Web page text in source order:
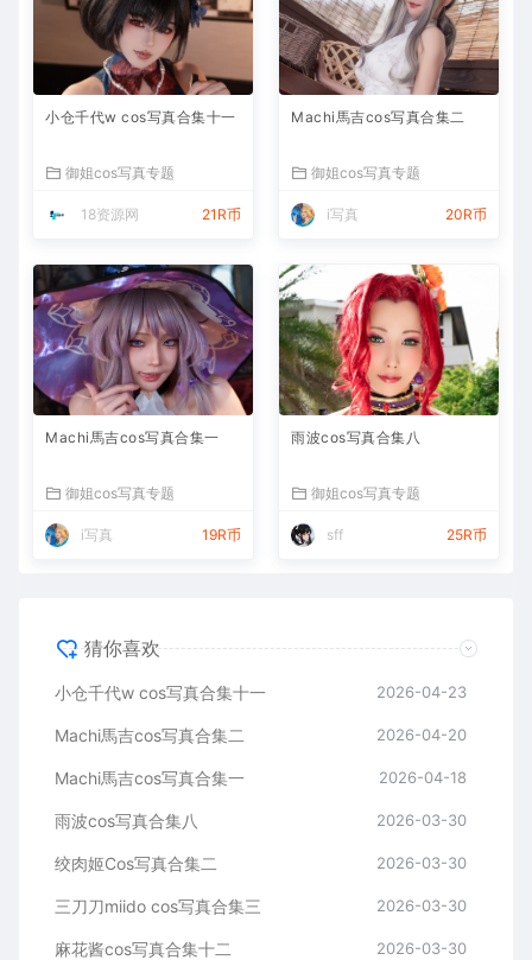
小仓千代w cos写真合集十一
御姐cos写真专题
18资源网 21R币
Machi馬吉cos写真合集二
御姐cos写真专题
i写真 20R币
Machi馬吉cos写真合集一
御姐cos写真专题
i写真 19R币
雨波cos写真合集八
御姐cos写真专题
sff 25R币
猜你喜欢
小仓千代w cos写真合集十一 2026-04-23
Machi馬吉cos写真合集二 2026-04-20
Machi馬吉cos写真合集一 2026-04-18
雨波cos写真合集八 2026-03-30
绞肉姬Cos写真合集二 2026-03-30
三刀刀miido cos写真合集三 2026-03-30
麻花酱cos写真合集十二 2026-03-30